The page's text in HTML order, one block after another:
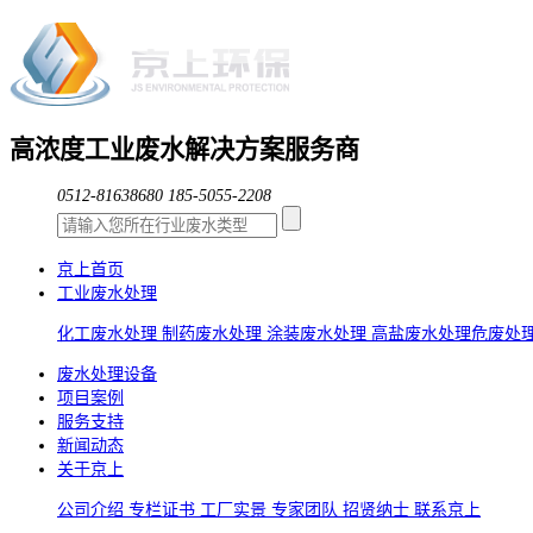
高浓度工业废水解决方案服务商
0512-81638680 185-5055-2208
京上首页
工业废水处理
化工废水处理 制药废水处理 涂装废水处理 高盐废水处理危废处
废水处理设备
项目案例
服务支持
新闻动态
关于京上
公司介绍 专栏证书 工厂实景 专家团队 招贤纳士 联系京上